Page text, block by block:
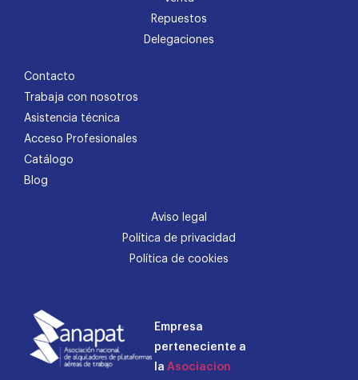
Repuestos
Delegaciones
Contacto
Trabaja con nosotros
Asistencia técnica
Acceso Profesionales
Catálogo
Blog
Aviso legal
Política de privacidad
Política de cookies
Empresa
perteneciente a
la Asociacion